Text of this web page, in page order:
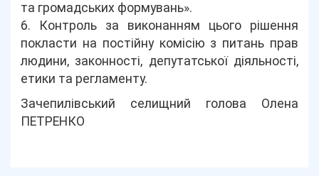
та громадських формувань».
6. Контроль за виконанням цього рішення
покласти на постійну комісію з питань прав
людини, законності, депутатської діяльності,
етики та регламенту.
Зачепилівський селищний голова Олена
ПЕТРЕНКО